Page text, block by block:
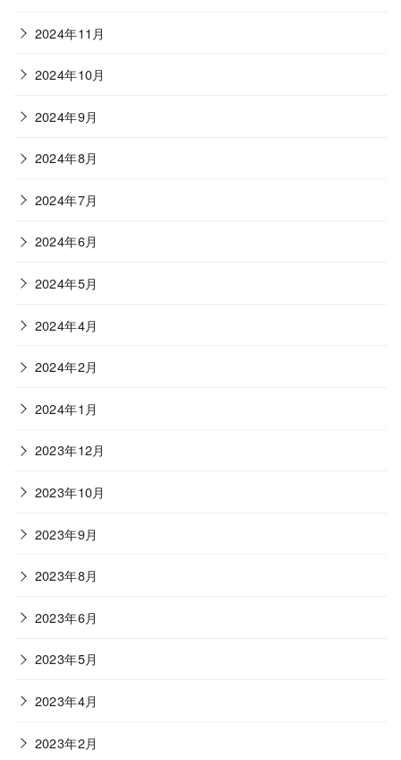
2024年11月
2024年10月
2024年9月
2024年8月
2024年7月
2024年6月
2024年5月
2024年4月
2024年2月
2024年1月
2023年12月
2023年10月
2023年9月
2023年8月
2023年6月
2023年5月
2023年4月
2023年2月